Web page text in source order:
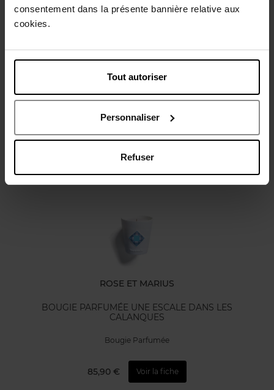
consentement dans la présente bannière relative aux
cookies.
Tout autoriser
Personnaliser
Refuser
Caractéristiques
ROSE ET MARIUS
BOUGIE PARFUMÉE UNE ESCALE DANS LES
CALANQUES
Bougie Parfumée
85,90 € Voir la fiche